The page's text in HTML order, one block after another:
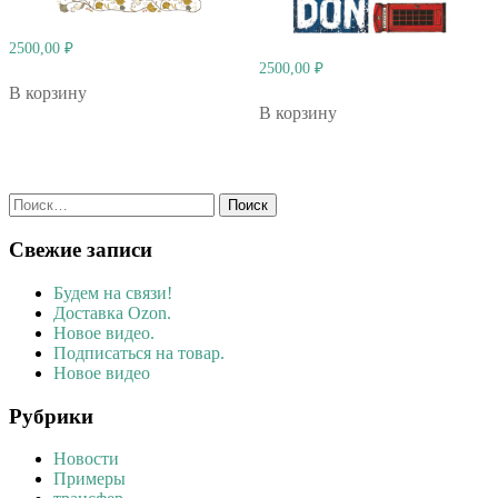
2500,00 ₽
В корзину
2500,00 ₽
В корзину
Найти:
Свежие записи
Будем на связи!
Доставка Ozon.
Новое видео.
Подписаться на товар.
Новое видео
Рубрики
Новости
Примеры